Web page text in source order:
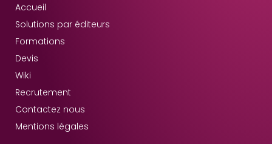
Accueil
Solutions par éditeurs
Formations
Devis
Wiki
Recrutement
Contactez nous
Mentions légales